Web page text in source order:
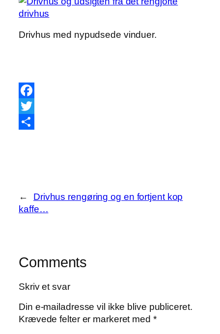
Drivhus med nypudsede vinduer.
Facebook
Twitter
←
Drivhus rengøring og en fortjent kop
kaffe…
Comments
Skriv et svar
Din e-mailadresse vil ikke blive publiceret.
Krævede felter er markeret med *